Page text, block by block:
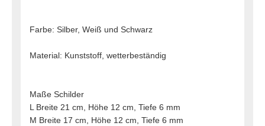
Farbe: Silber, Weiß und Schwarz
Material: Kunststoff, wetterbeständig
Maße Schilder
L Breite 21 cm, Höhe 12 cm, Tiefe 6 mm
M Breite 17 cm, Höhe 12 cm, Tiefe 6 mm